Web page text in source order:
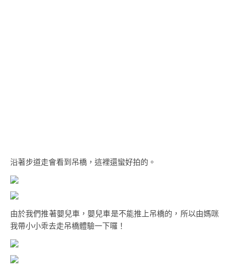
沿著步道走會看到吊橋，這裡還蠻好拍的。
由於我們推著嬰兒車，嬰兒車是不能推上吊橋的，所以由媽咪
我帶小小乖去走吊橋體驗一下囉！